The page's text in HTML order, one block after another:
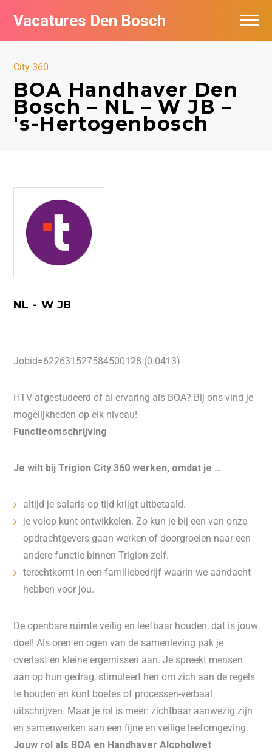
Vacatures Den Bosch
City 360
BOA Handhaver Den
Bosch – NL – W JB –
's-Hertogenbosch
NL - W JB
Jobid=622631527584500128 (0.0413)
HTV-afgestudeerd of al ervaring als BOA? Bij ons vind je
mogelijkheden op elk niveau!
Functieomschrijving
Je wilt bij Trigion City 360 werken, omdat je …
altijd je salaris op tijd krijgt uitbetaald.
je volop kunt ontwikkelen. Zo kun je bij een van onze
opdrachtgevers gaan werken of doorgroeien naar een
andere functie binnen Trigion zelf.
terechtkomt in een familiebedrijf waarin we aandacht
hebben voor jou.
De openbare ruimte veilig en leefbaar houden, dat is jouw
doel! Als oren en ogen van de samenleving pak je
overlast en kleine ergernissen aan. Je spreekt mensen
aan op hun gedrag, stimuleert hen om zich aan de regels
te houden en kunt boetes of processen-verbaal
uitschrijven. Maar je rol is meer: zichtbaar aanwezig zijn
en samenwerken aan een fijne en veilige leefomgeving.
Jouw rol als BOA en Handhaver Alcoholwet
Vacatures per bedrijf in Den Bosch
De populairste vacatures in Den Bosch